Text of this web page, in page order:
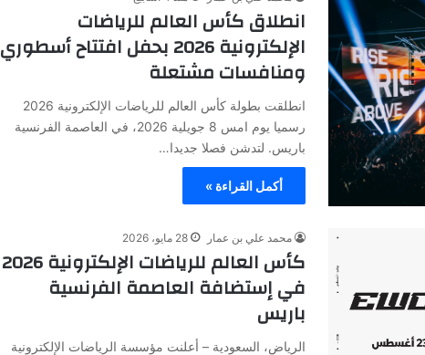
انطلاق كأس العالم للرياضات
الإلكترونية 2026 بحفل افتتاح أسطوري
ومنافسات مشتعلة
انطلقت بطولة كأس العالم للرياضات الإلكترونية 2026
رسميا يوم امس 8 جويلية 2026، في العاصمة الفرنسية
باريس. لتدشن فصلا جديدا…
أكمل القراءة »
محمد علي بن عمار 28 مايو، 2026
كأس العالم للرياضات الإلكترونية 2026
في إستضافة العاصمة الفرنسية
باريس
الرياض، السعودية – أعلنت مؤسسة الرياضات الإلكترونية